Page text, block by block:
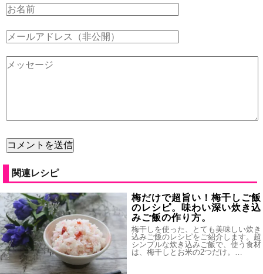
関連レシピ
梅だけで超旨い！梅干しご飯
のレシピ。味わい深い炊き込
みご飯の作り方。
梅干しを使った、とても美味しい炊き
込みご飯のレシピをご紹介します。超
シンプルな炊き込みご飯で、使う食材
は、梅干しとお米の2つだけ。…